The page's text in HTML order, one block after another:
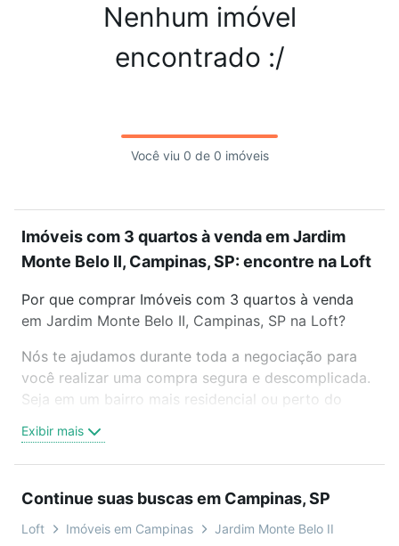
Nenhum imóvel
encontrado :/
Você viu 0 de 0 imóveis
Imóveis com 3 quartos à venda em Jardim
Monte Belo II, Campinas, SP: encontre na Loft
Por que comprar Imóveis com 3 quartos à venda
em Jardim Monte Belo II, Campinas, SP na Loft?
Nós te ajudamos durante toda a negociação para
você realizar uma compra segura e descomplicada.
Seja em um bairro mais residencial ou perto do
oferta ideal de Imóveis com 3 quartos à venda em
Jardim Monte Belo II, Campinas, SP para conquistar
videochamada, é grátis, sem compromisso e você
ainda conta com mais de 46 mil corretores e
Exibir mais
Continue suas buscas em Campinas, SP
Loft Imóveis em Campinas Jardim Monte Belo II